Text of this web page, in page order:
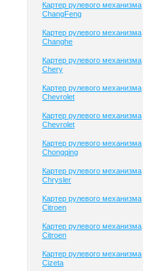
Картер рулевого механизма
ChangFeng
Картер рулевого механизма
Changhe
Картер рулевого механизма
Chery
Картер рулевого механизма
Chevrolet
Картер рулевого механизма
Chevrolet
Картер рулевого механизма
Chongqing
Картер рулевого механизма
Chrysler
Картер рулевого механизма
Citroen
Картер рулевого механизма
Citroen
Картер рулевого механизма
Cizeta